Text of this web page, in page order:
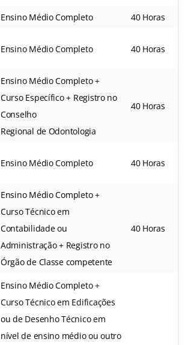
Ensino Médio Completo 40 Horas
Ensino Médio Completo 40 Horas
Ensino Médio Completo +
Curso Específico + Registro no
Conselho
Regional de Odontologia
40 Horas
Ensino Médio Completo 40 Horas
Ensino Médio Completo +
Curso Técnico em
Contabilidade ou
Administração + Registro no
Órgão de Classe competente
40 Horas
Ensino Médio Completo +
Curso Técnico em Edificações
ou de Desenho Técnico em
nível de ensino médio ou outro